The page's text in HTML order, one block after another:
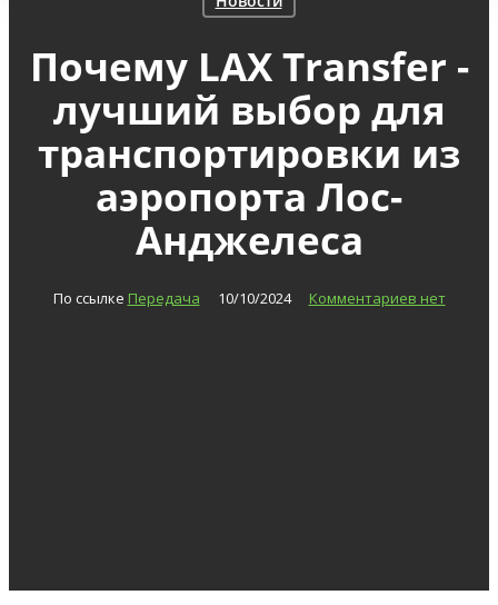
Почему LAX Transfer -
лучший выбор для
транспортировки из
аэропорта Лос-
Анджелеса
По ссылке Передача 10/10/2024 Комментариев нет